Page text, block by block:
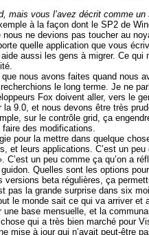
mais vous l’avez décrit comme
à la façon dont le SP2 de
ne devions pas toucher au
quelle application que vous
aussi les gens à migrer. Ce
nous avons faites quand nous
le long terme. Je ne
Fox doivent aller, vers le
9.0, et nous devons être très
sur le contrôle grid, ça
faire des modifications.
pour la mettre dans quelque
et leurs applications. C’est un
C’est un peu comme ça qu’on a
Quelles sont les options
versions beta régulières, ça
pas la grande surprise dans six
le monde sait ce qui va arriver et
une base mensuelle, et la
chose qui a très bien marché pour
mise à jour qui n’avait peut-être